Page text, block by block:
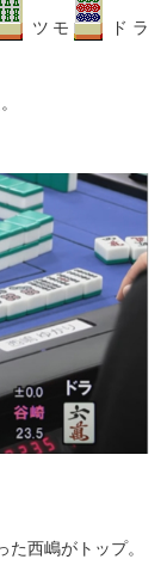
ツモ ドラ
西嶋がトップ。